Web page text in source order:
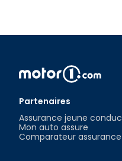
Partenaires
Assurance jeune
Mon auto assure
Comparateur